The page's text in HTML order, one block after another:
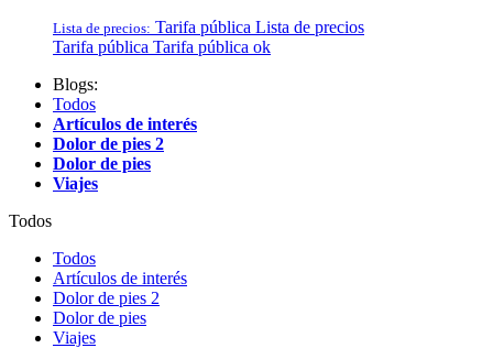
Lista de precios: Tarifa pública Lista de precios
Tarifa pública Tarifa pública ok
Blogs:
Todos
Artículos de interés
Dolor de pies 2
Dolor de pies
Viajes
Todos
Todos
Artículos de interés
Dolor de pies 2
Dolor de pies
Viajes